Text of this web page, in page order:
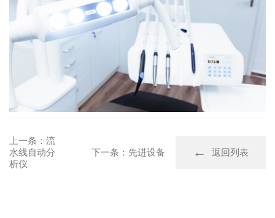
上一条：流
水线自动分
析仪
下一条：先进设备 返回列表